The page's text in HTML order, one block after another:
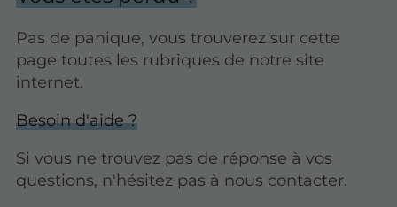
Pas de panique, vous trouverez sur cette
page toutes les rubriques de notre site
internet.​​
Besoin d'aide ?
Si vous ne trouvez pas de réponse à vos
questions, n'hésitez pas à nous contacter.